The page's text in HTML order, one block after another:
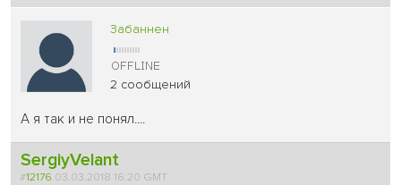
Забаннен
2 сообщений
А я так и не понял....
SergiyVelant
#12176 03.03.2018 16:20 GMT